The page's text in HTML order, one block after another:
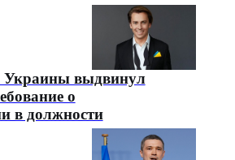
выдвинул
о
в должности